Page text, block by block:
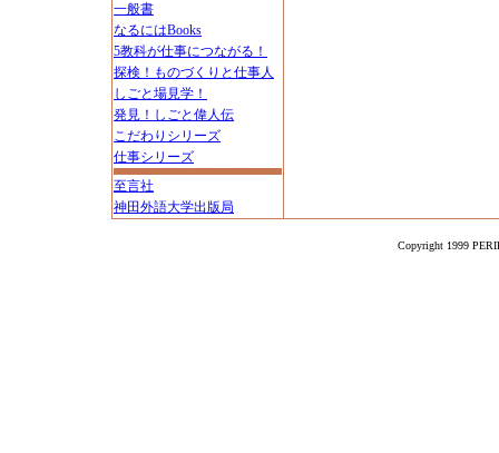
一般書
なるにはBooks
5教科が仕事につながる！
探検！ものづくりと仕事人
しごと場見学！
発見！しごと偉人伝
こだわりシリーズ
仕事シリーズ
至言社
神田外語大学出版局
Copyright 1999